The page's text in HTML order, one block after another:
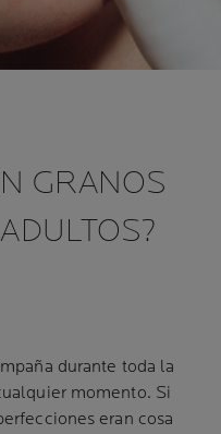
GRANOS
durante toda la
momento. Si
eran cosa